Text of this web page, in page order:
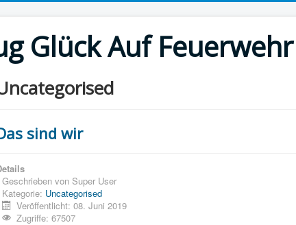
Glück Auf Feuerwehr
sind wir
Geschrieben von Super User
Kategorie: Uncategorised
Veröffentlicht: 08. Juni 2019
Zugriffe: 67507